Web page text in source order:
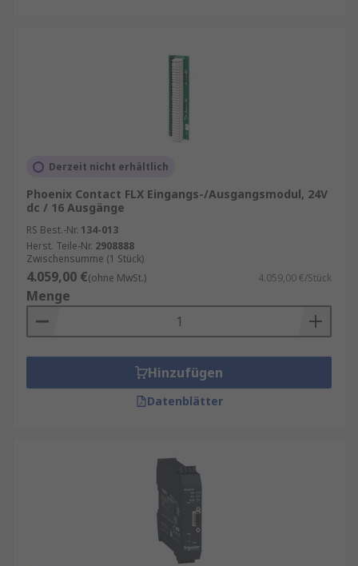
Derzeit nicht erhältlich
Phoenix Contact FLX Eingangs-/Ausgangsmodul, 24V
dc / 16 Ausgänge
RS Best.-Nr. 134-013
Herst. Teile-Nr. 2908888
Zwischensumme (1 Stück)
4.059,00 €(ohne MwSt.) 4.059,00 €/Stück
Menge
Hinzufügen
Datenblätter